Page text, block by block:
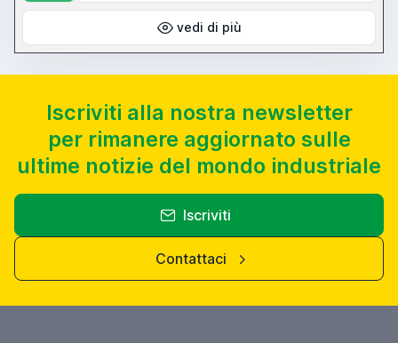
vedi di più
Iscriviti alla nostra newsletter
per rimanere aggiornato sulle
ultime notizie del mondo industriale
Iscriviti
Contattaci